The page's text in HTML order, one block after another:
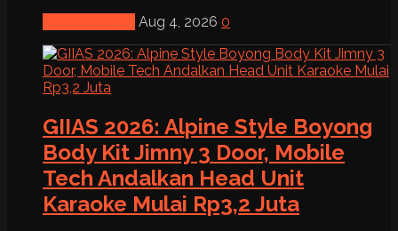
Aug 4, 2026 0
GIIAS 2026: Alpine Style Boyong
Body Kit Jimny 3 Door, Mobile
Tech Andalkan Head Unit
Karaoke Mulai Rp3,2 Juta